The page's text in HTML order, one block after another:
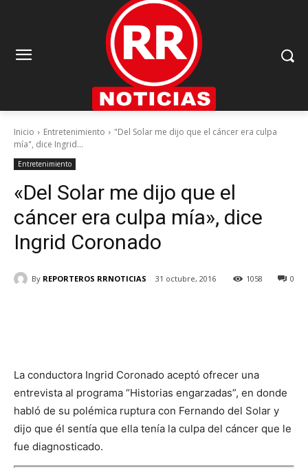
Inicio Entretenimiento
"Del Solar me dijo que el cáncer era culpa
mía", dice Ingrid...
Entretenimiento
«Del Solar me dijo que el
cáncer era culpa mía», dice
Ingrid Coronado
By REPORTEROS RRNOTICIAS 31 octubre, 2016 0
1058
La conductora Ingrid Coronado aceptó ofrecer una
entrevista al programa “Historias engarzadas”, en donde
habló de su polémica ruptura con Fernando del Solar y
dijo que él sentía que ella tenía la culpa del cáncer que le
fue diagnosticado.